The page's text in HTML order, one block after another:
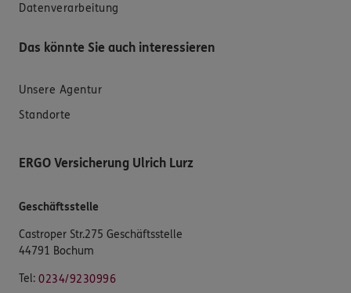
Datenverarbeitung
Das könnte Sie auch interessieren
Unsere Agentur
Standorte
ERGO Versicherung Ulrich Lurz
Geschäftsstelle
Castroper Str.275 Geschäftsstelle
44791 Bochum
Tel: 0234/9230996